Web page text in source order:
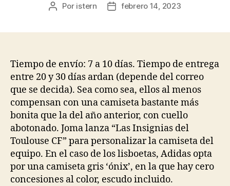
Autor
Por istern
Fechafebrero 14, 2023
Tiempo de envío: 7 a 10 días. Tiempo de entrega
entre 20 y 30 días ardan (depende del correo
que se decida). Sea como sea, ellos al menos
compensan con una camiseta bastante más
bonita que la del año anterior, con cuello
abotonado. Joma lanza “Las Insignias del
Toulouse CF” para personalizar la camiseta del
equipo. En el caso de los lisboetas, Adidas opta
por una camiseta gris ‘ónix’, en la que hay cero
concesiones al color, escudo incluido.